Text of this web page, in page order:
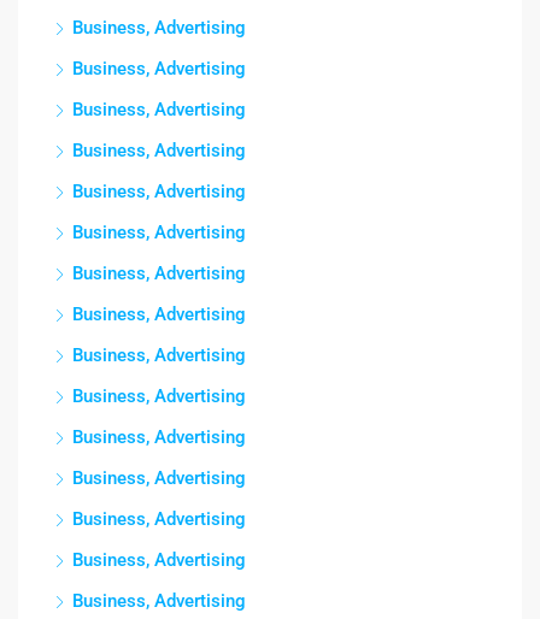
Business, Advertising
Business, Advertising
Business, Advertising
Business, Advertising
Business, Advertising
Business, Advertising
Business, Advertising
Business, Advertising
Business, Advertising
Business, Advertising
Business, Advertising
Business, Advertising
Business, Advertising
Business, Advertising
Business, Advertising